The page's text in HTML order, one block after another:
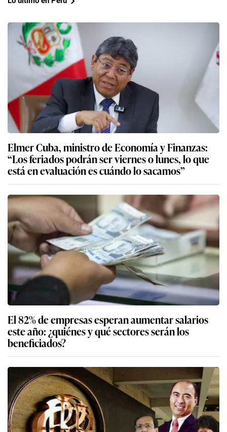
Elmer Cuba, ministro de Economía y Finanzas:
“Los feriados podrán ser viernes o lunes, lo que
está en evaluación es cuándo lo sacamos”
El 82% de empresas esperan aumentar salarios
este año: ¿quiénes y qué sectores serán los
beneficiados?